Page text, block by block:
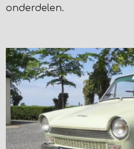
onderdelen.